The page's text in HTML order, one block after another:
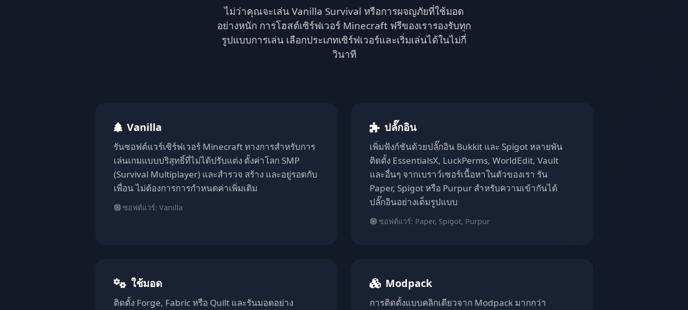
ไม่ว่าคุณจะเล่น Vanilla Survival หรือการผจญภัยที่ใช้มอด
อย่างหนัก การโฮสต์เซิร์ฟเวอร์ Minecraft ฟรีของเรารองรับทุก
รูปแบบการเล่น เลือกประเภทเซิร์ฟเวอร์และเริ่มเล่นได้ในไม่กี่
วินาที
Vanilla
รันซอฟต์แวร์เซิร์ฟเวอร์ Minecraft ทางการสำหรับการ
เล่นเกมแบบบริสุทธิ์ที่ไม่ได้ปรับแต่ง ตั้งค่าโลก SMP
(Survival Multiplayer) และสำรวจ สร้าง และอยู่รอดกับ
เพื่อน ไม่ต้องการการกำหนดค่าเพิ่มเติม
ซอฟต์แวร์: Vanilla
ปลั๊กอิน
เพิ่มฟังก์ชันด้วยปลั๊กอิน Bukkit และ Spigot หลายพัน
ติดตั้ง EssentialsX, LuckPerms, WorldEdit, Vault
และอื่นๆ จากเบราว์เซอร์เนื้อหาในตัวของเรา รัน
Paper, Spigot หรือ Purpur สำหรับความเข้ากันได้
ปลั๊กอินอย่างเต็มรูปแบบ
ซอฟต์แวร์: Paper, Spigot, Purpur
ใช้มอด
ติดตั้ง Forge, Fabric หรือ Quilt และรันมอดอย่าง
Modpack
การติดตั้งแบบคลิกเดียวจาก Modpack มากกว่า